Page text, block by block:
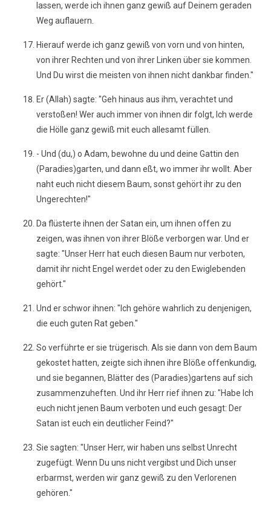
lassen, werde ich ihnen ganz gewiß auf Deinem geraden
Weg auflauern.
Hierauf werde ich ganz gewiß von vorn und von hinten,
von ihrer Rechten und von ihrer Linken über sie kommen.
Und Du wirst die meisten von ihnen nicht dankbar finden."
Er (Allah) sagte: "Geh hinaus aus ihm, verachtet und
verstoßen! Wer auch immer von ihnen dir folgt, Ich werde
die Hölle ganz gewiß mit euch allesamt füllen.
- Und (du,) o Adam, bewohne du und deine Gattin den
(Paradies)garten, und dann eßt, wo immer ihr wollt. Aber
naht euch nicht diesem Baum, sonst gehört ihr zu den
Ungerechten!"
Da flüsterte ihnen der Satan ein, um ihnen offen zu
zeigen, was ihnen von ihrer Blöße verborgen war. Und er
sagte: "Unser Herr hat euch diesen Baum nur verboten,
damit ihr nicht Engel werdet oder zu den Ewiglebenden
gehört."
Und er schwor ihnen: "Ich gehöre wahrlich zu denjenigen,
die euch guten Rat geben."
So verführte er sie trügerisch. Als sie dann von dem Baum
gekostet hatten, zeigte sich ihnen ihre Blöße offenkundig,
und sie begannen, Blätter des (Paradies)gartens auf sich
zusammenzuheften. Und ihr Herr rief ihnen zu: "Habe Ich
euch nicht jenen Baum verboten und euch gesagt: Der
Satan ist euch ein deutlicher Feind?"
Sie sagten: "Unser Herr, wir haben uns selbst Unrecht
zugefügt. Wenn Du uns nicht vergibst und Dich unser
erbarmst, werden wir ganz gewiß zu den Verlorenen
gehören."